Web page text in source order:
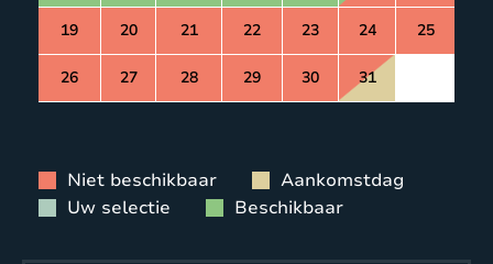
19 20 21 22 23 24 25
26 27 28 29 30 31
Niet beschikbaar
Aankomstdag
Uw selectie
Beschikbaar